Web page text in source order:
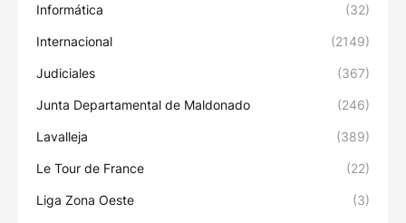
Informática (32)
Internacional (2149)
Judiciales (367)
Junta Departamental de Maldonado (246)
Lavalleja (389)
Le Tour de France (22)
Liga Zona Oeste (3)